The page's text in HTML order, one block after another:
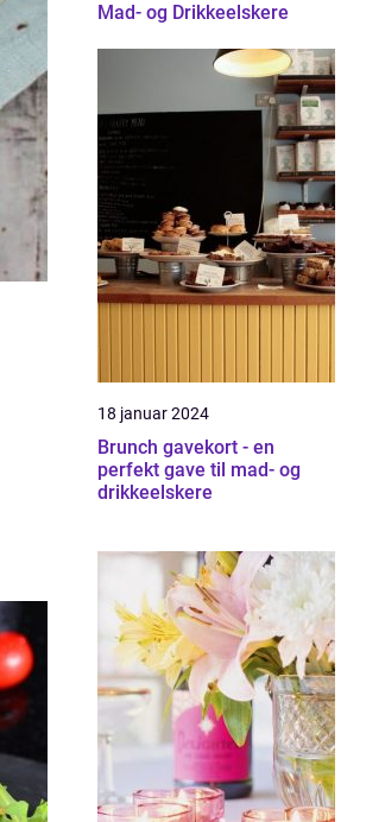
Mad- og Drikkeelskere
18 januar 2024
Brunch gavekort - en
perfekt gave til mad- og
drikkeelskere